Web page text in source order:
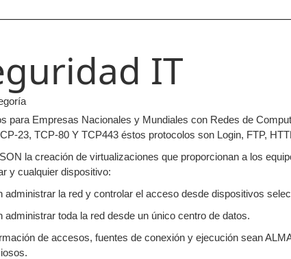
IT
para Empresas Nacionales y Mundiales con Redes de
23, TCP-80 Y TCP443 éstos protocolos son Login, FTP,
la creación de virtualizaciones que proporcionan a los
y cualquier dispositivo:
administrar la red y controlar el acceso desde dispositivos
administrar toda la red desde un único centro de datos.
de accesos, fuentes de conexión y ejecución sean